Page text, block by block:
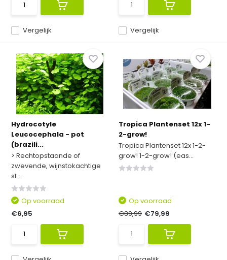
Vergelijk Vergelijk
Hydrocotyle
Leucocephala - pot
(brazili...
> Rechtopstaande of
zwevende, wijnstokachtige
st...
Op voorraad
€6,95
Tropica Plantenset 12x 1-
2-grow!
Tropica Plantenset 12x 1-2-
grow! 1-2-grow! (eas...
Op voorraad
€89,99 €79,99